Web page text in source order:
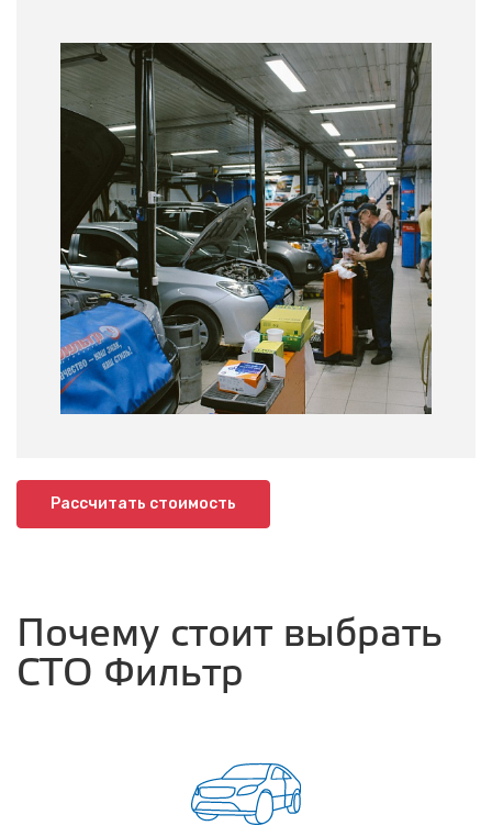
Рассчитать стоимость
Почему стоит выбрать
СТО Фильтр